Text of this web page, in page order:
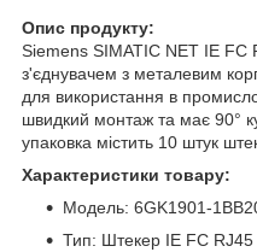
Опис продукту:
Siemens SIMATIC NET IE
з'єднувачем з металевим
для використання в
швидкий монтаж та має 90°
упаковка містить 10 штук
Характеристики товару:
Модель: 6GK1901-
Тип: Штекер IE FC RJ45